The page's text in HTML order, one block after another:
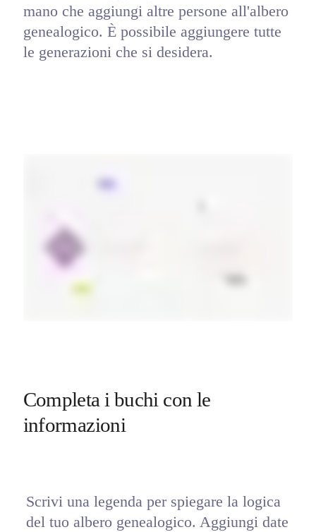
mano che aggiungi altre persone all'albero
genealogico. È possibile aggiungere tutte
le generazioni che si desidera.
Completa i buchi con le
informazioni
Scrivi una legenda per spiegare la logica
del tuo albero genealogico. Aggiungi date